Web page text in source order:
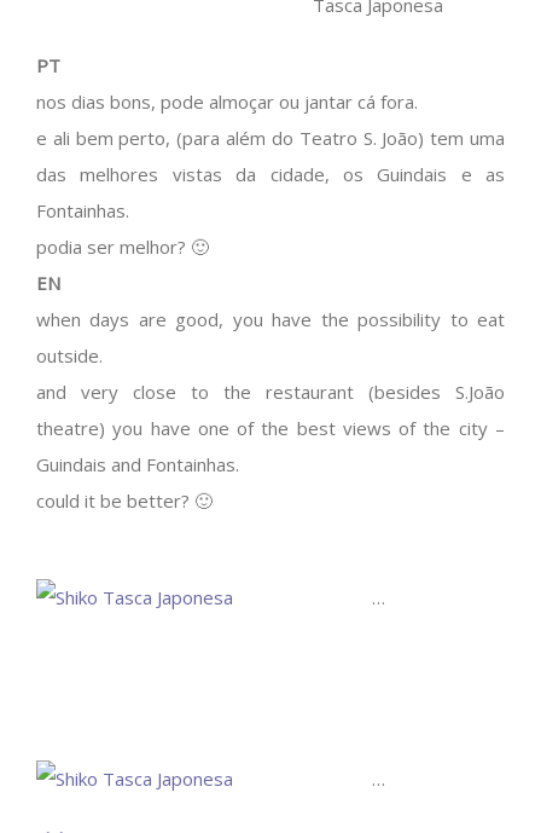
Tasca Japonesa
PT
nos dias bons, pode almoçar ou jantar cá fora.
e ali bem perto, (para além do Teatro S. João) tem uma
das melhores vistas da cidade, os Guindais e as
Fontainhas.
podia ser melhor? 🙂
EN
when days are good, you have the possibility to eat
outside.
and very close to the restaurant (besides S.João
theatre) you have one of the best views of the city –
Guindais and Fontainhas.
could it be better? 🙂
…
…